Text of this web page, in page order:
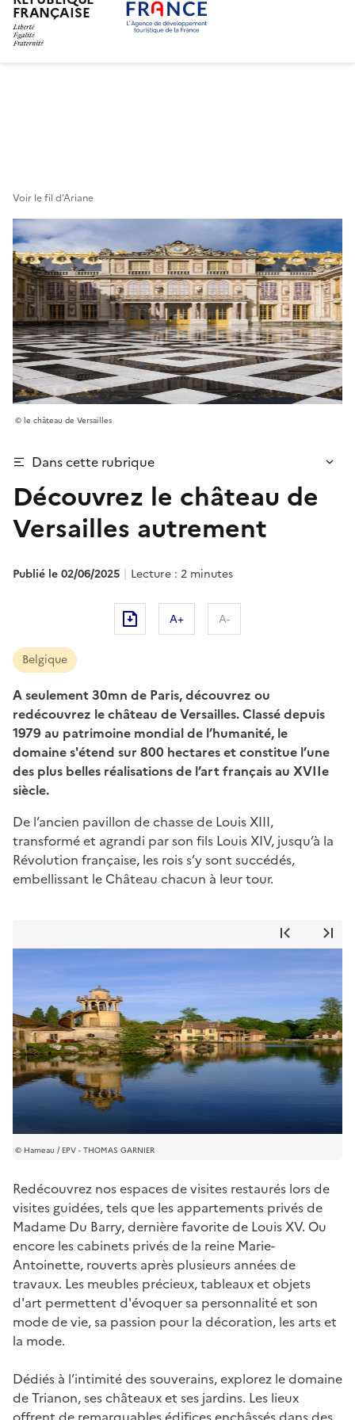
FRANÇAISE
Voir le fil d’Ariane
le château de Versailles
Dans cette rubrique
Découvrez le château de
Versailles autrement
Publié le 02/06/2025 Lecture : 2 minutes
A+ A-
Belgique
A seulement 30mn de Paris, découvrez ou
redécouvrez le château de Versailles. Classé depuis
1979 au patrimoine mondial de l’humanité, le
domaine s'étend sur 800 hectares et constitue l’une
des plus belles réalisations de l’art français au XVIIe
siècle.
De l’ancien pavillon de chasse de Louis XIII,
transformé et agrandi par son fils Louis XIV, jusqu’à la
Révolution française, les rois s’y sont succédés,
embellissant le Château chacun à leur tour.
Hameau / EPV - THOMAS GARNIER
Redécouvrez nos espaces de visites restaurés lors de
visites guidées, tels que les appartements privés de
Madame Du Barry, dernière favorite de Louis XV. Ou
encore les cabinets privés de la reine Marie-
Antoinette, rouverts après plusieurs années de
travaux. Les meubles précieux, tableaux et objets
d'art permettent d'évoquer sa personnalité et son
mode de vie, sa passion pour la décoration, les arts et
la mode.
Dédiés à l’intimité des souverains, explorez le domaine
de Trianon, ses châteaux et ses jardins. Les lieux